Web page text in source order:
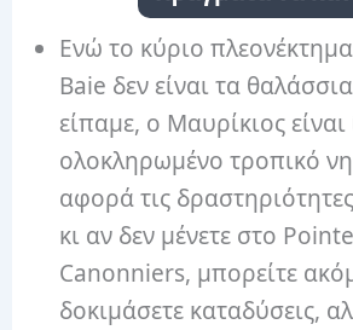
Ενώ το κύριο
Baie δεν είναι τα
είπαμε, ο Μαυρίκιος
ολοκληρωμένο τροπικό
αφορά τις
κι αν δεν μένετε στο
Canonniers, μπορείτε
δοκιμάσετε καταδύσεις,